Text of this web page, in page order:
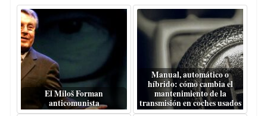
El Miloš Forman
anticomunista
Manual, automático o
híbrido: cómo cambia el
mantenimiento de la
transmisión en coches usados